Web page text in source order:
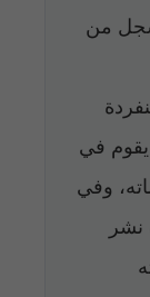
من
في
وفي
نشر